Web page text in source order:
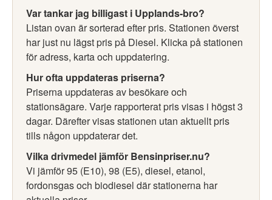
Var tankar jag billigast i Upplands-bro?
Listan ovan är sorterad efter pris. Stationen överst
har just nu lägst pris på Diesel. Klicka på stationen
för adress, karta och uppdatering.
Hur ofta uppdateras priserna?
Priserna uppdateras av besökare och
stationsägare. Varje rapporterat pris visas i högst 3
dagar. Därefter visas stationen utan aktuellt pris
tills någon uppdaterar det.
Vilka drivmedel jämför Bensinpriser.nu?
Vi jämför 95 (E10), 98 (E5), diesel, etanol,
fordonsgas och biodiesel där stationerna har